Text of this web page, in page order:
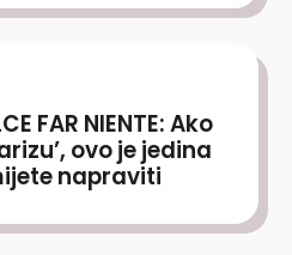
FAR NIENTE: Ako
ovo je jedina
napraviti